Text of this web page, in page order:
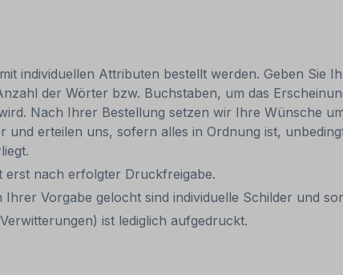
individuellen Attributen bestellt werden. Geben Sie
der Wörter bzw. Buchstaben, um das
Nach Ihrer Bestellung setzen wir Ihre Wünsche
erteilen uns, sofern alles in Ordnung ist,
erst nach erfolgter Druckfreigabe.
Vorgabe gelocht sind individuelle Schilder und
ist lediglich aufgedruckt.